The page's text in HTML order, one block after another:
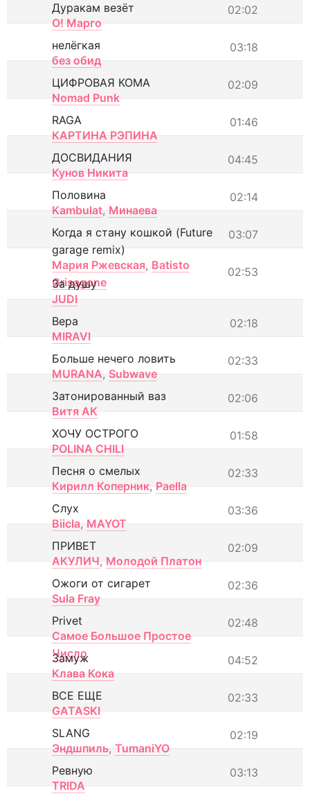
02:02
Дуракам везёт
О! Марго
03:18
нелёгкая
без обид
02:09
ЦИФРОВАЯ КОМА
Nomad Punk
01:46
RAGA
КАРТИНА РЭПИНА
04:45
ДОСВИДАНИЯ
Кунов Никита
02:14
Половина
Kambulat, Минаева
03:07
Когда я стану кошкой (Future
garage remix)
Мария Ржевская, Batisto
Grisagone
02:53
За душу
JUDI
02:18
Вера
MIRAVI
02:33
Больше нечего ловить
MURANA, Subwave
02:06
Затонированный ваз
Витя АК
01:58
ХОЧУ ОСТРОГО
POLINA CHILI
02:33
Песня о смелых
Кирилл Коперник, Paella
03:36
Слух
Biicla, MAYOT
02:09
ПРИВЕТ
АКУЛИЧ, Молодой Платон
02:36
Ожоги от сигарет
Sula Fray
02:48
Privet
Самое Большое Простое
Число
04:52
Замуж
Клава Кока
02:33
ВСЕ ЕЩЕ
GATASKI
02:19
SLANG
Эндшпиль, TumaniYO
03:13
Ревную
TRIDA